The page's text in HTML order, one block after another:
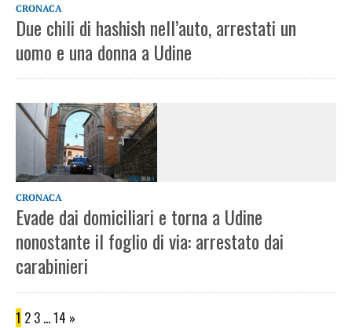
CRONACA
Due chili di hashish nell’auto, arrestati un
uomo e una donna a Udine
CRONACA
Evade dai domiciliari e torna a Udine
nonostante il foglio di via: arrestato dai
carabinieri
1 2 3 …14 »